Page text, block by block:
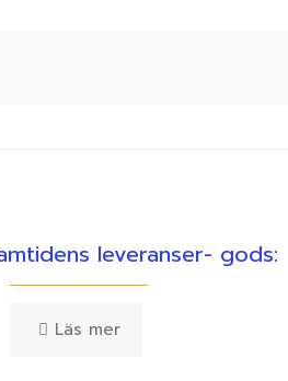
leveranser- gods:
Läs mer